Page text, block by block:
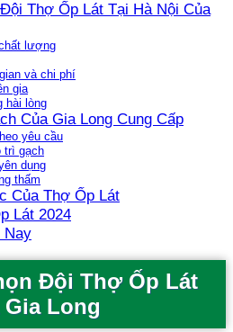
Thợ Ốp Lát Tại Hà Nội Của
lượng
và chi phí
gia
hài lòng
Của Gia Long Cung Cấp
yêu cầu
trì gạch
dụng
thấm
Của Thợ Ốp Lát
Lát 2024
Nay
Đội Thợ Ốp Lát
Gia Long